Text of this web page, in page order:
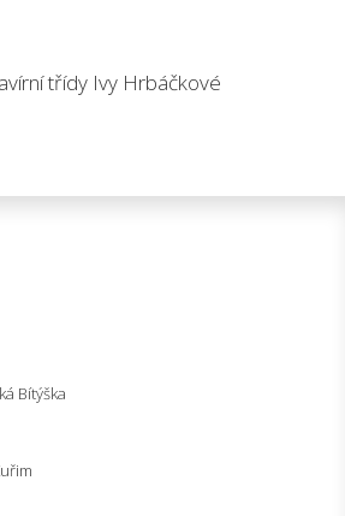
třídy Ivy Hrbáčkové
Bítýška